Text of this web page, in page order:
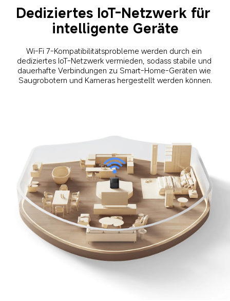
Dediziertes IoT-Netzwerk für
intelligente Geräte
Wi-Fi 7-Kompatibilitätsprobleme werden durch ein
dediziertes IoT-Netzwerk vermieden, sodass stabile und
dauerhafte Verbindungen zu Smart-Home-Geräten wie
Saugrobotern und Kameras hergestellt werden können.